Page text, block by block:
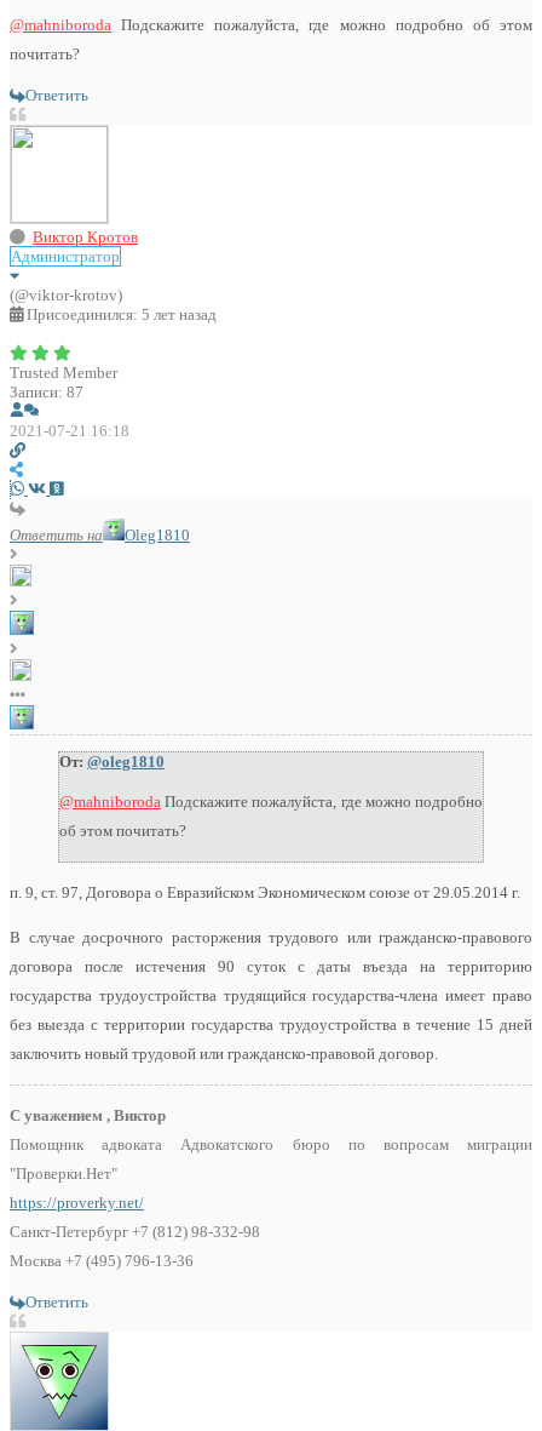
@mahniboroda Подскажите пожалуйста, где можно подробно об этом
почитать?
Ответить
Виктор Кротов
Администратор
(@viktor-krotov)
Присоединился: 5 лет назад
Trusted Member
Записи: 87
2021-07-21 16:18
Ответить на Oleg1810
От: @oleg1810
@mahniboroda Подскажите пожалуйста, где можно подробно
об этом почитать?
п. 9, ст. 97, Договора о Евразийском Экономическом союзе от 29.05.2014 г.
В случае досрочного расторжения трудового или гражданско-правового
договора после истечения 90 суток с даты въезда на территорию
государства трудоустройства трудящийся государства-члена имеет право
без выезда с территории государства трудоустройства в течение 15 дней
заключить новый трудовой или гражданско-правовой договор.
С уважением , Виктор
Помощник адвоката Адвокатского бюро по вопросам миграции
"Проверки.Нет"
https://proverky.net/
Санкт-Петербург +7 (812) 98-332-98
Москва +7 (495) 796-13-36
Ответить